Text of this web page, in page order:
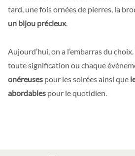
tard, une fois ornées de pierres, la
un bijou précieux.
Aujourd’hui, on a l’embarras du
toute signification ou chaque
onéreuses pour les soirées ainsi que
abordables pour le quotidien.